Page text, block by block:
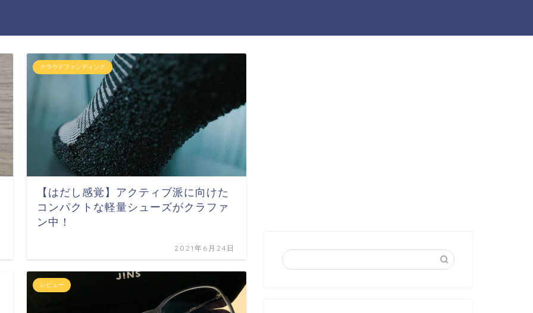
クラウドファンディング
【はだし感覚】アクティブ派に向けた
コンパクトな軽量シューズがクラファ
ン中！
2021年6月24日
レビュー